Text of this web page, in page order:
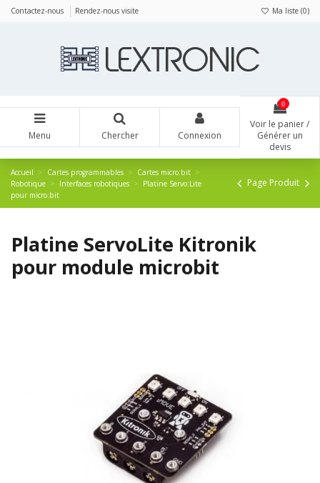
Contactez-nous Rendez-nous visite Ma liste (0)
Menu Chercher Connexion
0
Voir le panier /
Générer un
devis
Accueil Cartes programmables
Cartes micro:bit
Robotique
Interfaces robotiques
Platine Servo:Lite
pour micro:bit
Page Produit
Platine ServoLite Kitronik
pour module microbit
Panneau de gestion des cookies